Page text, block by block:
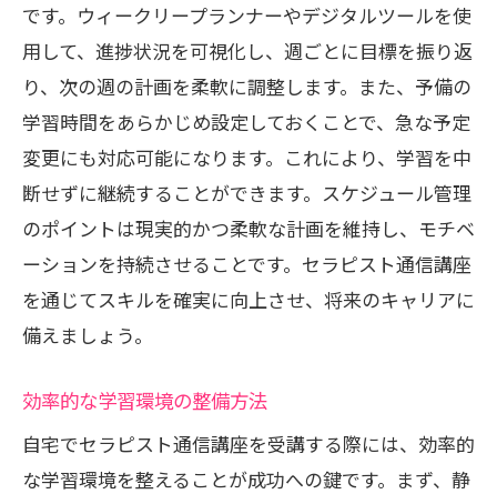
です。ウィークリープランナーやデジタルツールを使
用して、進捗状況を可視化し、週ごとに目標を振り返
り、次の週の計画を柔軟に調整します。また、予備の
学習時間をあらかじめ設定しておくことで、急な予定
変更にも対応可能になります。これにより、学習を中
断せずに継続することができます。スケジュール管理
のポイントは現実的かつ柔軟な計画を維持し、モチベ
ーションを持続させることです。セラピスト通信講座
を通じてスキルを確実に向上させ、将来のキャリアに
備えましょう。
効率的な学習環境の整備方法
自宅でセラピスト通信講座を受講する際には、効率的
な学習環境を整えることが成功への鍵です。まず、静